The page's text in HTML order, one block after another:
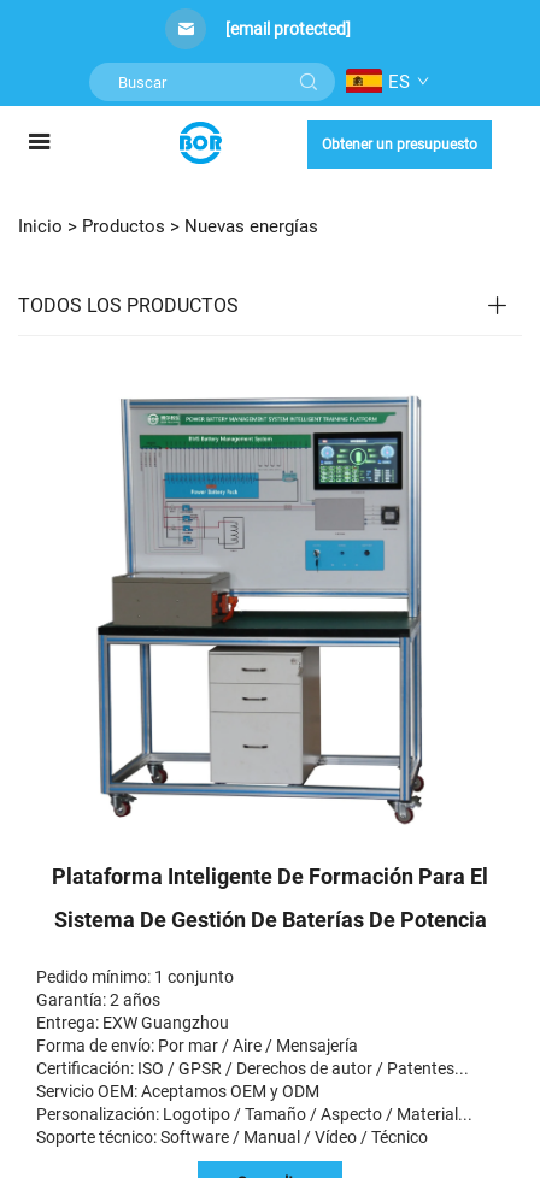
[email protected]
ES
Obtener un presupuesto
Inicio > Productos > Nuevas energías
TODOS LOS PRODUCTOS
Plataforma Inteligente De Formación Para El
Sistema De Gestión De Baterías De Potencia
Pedido mínimo: 1 conjunto
Garantía: 2 años
Entrega: EXW Guangzhou
Forma de envío: Por mar / Aire / Mensajería
Certificación: ISO / GPSR / Derechos de autor / Patentes...
Servicio OEM: Aceptamos OEM y ODM
Personalización: Logotipo / Tamaño / Aspecto / Material...
Soporte técnico: Software / Manual / Vídeo / Técnico